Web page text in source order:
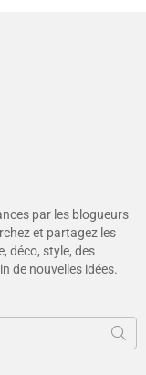
par les blogueurs
et partagez les
déco, style, des
de nouvelles idées.